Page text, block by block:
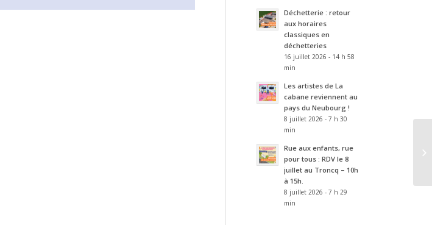
Déchetterie : retour
aux horaires
classiques en
déchetteries
16 juillet 2026 - 14 h 58
min
Les artistes de La
cabane reviennent au
pays du Neubourg !
8 juillet 2026 - 7 h 30
min
Rue aux enfants, rue
pour tous : RDV le 8
juillet au Troncq – 10h
à 15h.
8 juillet 2026 - 7 h 29
min